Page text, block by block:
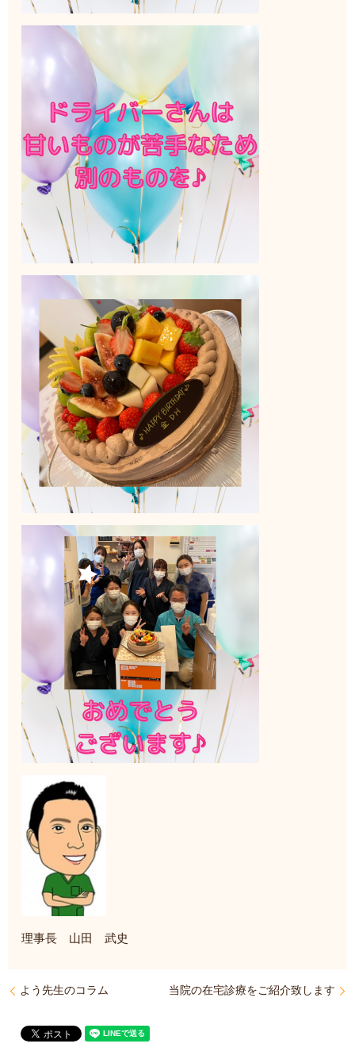
理事長 山田 武史
よう先生のコラム 当院の在宅診療をご紹介致します